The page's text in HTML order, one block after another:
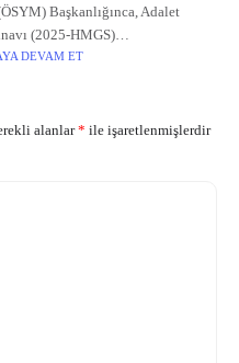
Başkanlığınca, Adalet
(2025-HMGS)
DEVAM ET
alanlar* ile işaretlenmişlerdir